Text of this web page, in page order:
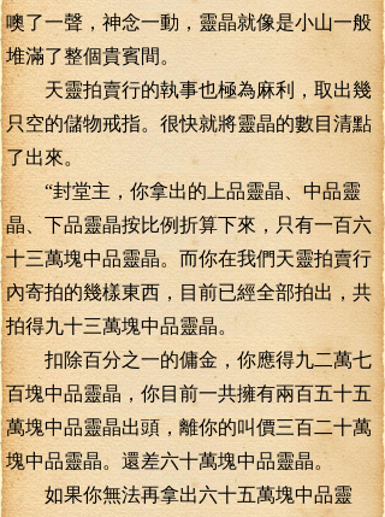
噢了一聲，神念一動，靈晶就像是小山一般
堆滿了整個貴賓間。
天靈拍賣行的執事也極為麻利，取出幾
只空的儲物戒指。很快就將靈晶的數目清點
了出來。
“封堂主，你拿出的上品靈晶、中品靈
晶、下品靈晶按比例折算下來，只有一百六
十三萬塊中品靈晶。而你在我們天靈拍賣行
內寄拍的幾樣東西，目前已經全部拍出，共
拍得九十三萬塊中品靈晶。
扣除百分之一的傭金，你應得九二萬七
百塊中品靈晶，你目前一共擁有兩百五十五
萬塊中品靈晶出頭，離你的叫價三百二十萬
塊中品靈晶。還差六十萬塊中品靈晶。
如果你無法再拿出六十五萬塊中品靈